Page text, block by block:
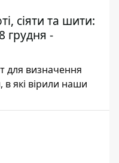
сіяти та шити:
грудня -
для визначення
в які вірили наши